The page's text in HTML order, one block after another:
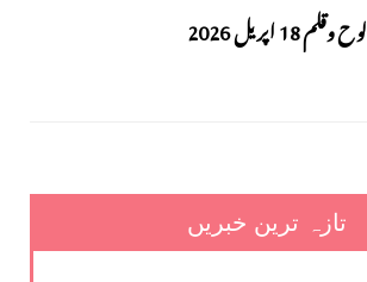
لوح وقلم 18 اپریل 2026
تازہ ترین خبریں